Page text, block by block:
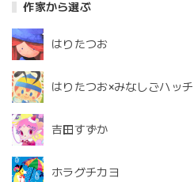
作家から選ぶ
はりたつお
はりたつお×みなしごハッチ
吉田すずか
ホラグチカヨ